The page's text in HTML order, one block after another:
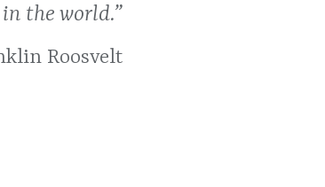
the world.”
Roosvelt